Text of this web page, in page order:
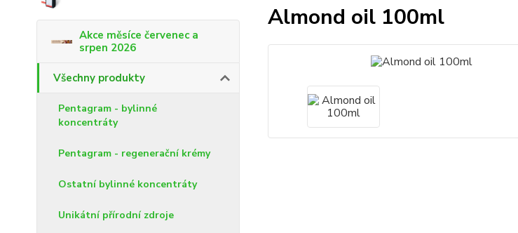
Akce měsíce červenec a
srpen 2026
Všechny produkty
Pentagram - bylinné
koncentráty
Pentagram - regenerační krémy
Ostatní bylinné koncentráty
Unikátní přírodní zdroje
Almond oil 100ml